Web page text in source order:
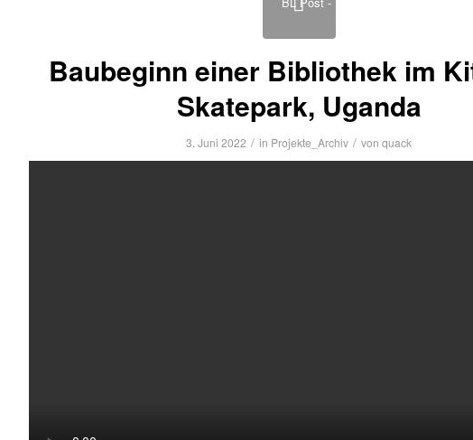
Baubeginn einer Bibliothek im
Skatepark, Uganda
3. Juni 2022 / in Projekte_Archiv / von quack